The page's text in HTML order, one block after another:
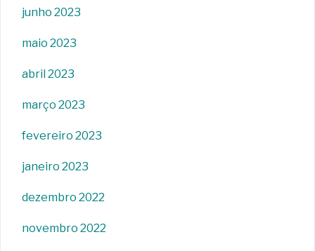
junho 2023
maio 2023
abril 2023
março 2023
fevereiro 2023
janeiro 2023
dezembro 2022
novembro 2022